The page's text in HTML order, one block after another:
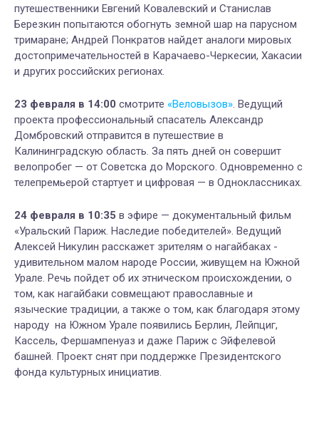
путешественники Евгений Ковалевский и Станислав
Березкин попытаются обогнуть земной шар на парусном
тримаране; Андрей Понкратов найдет аналоги мировых
достопримечательностей в Карачаево-Черкесии, Хакасии
и других российских регионах.
23 февраля в 14:00 смотрите «Веловызов». Ведущий
проекта профессиональный спасатель Александр
Домбровский отправится в путешествие в
Калининградскую область. За пять дней он совершит
велопробег — от Советска до Морского. Одновременно с
телепремьерой стартует и цифровая — в Одноклассниках.
24 февраля в 10:35 в эфире — документальный фильм
«Уральский Париж. Наследие победителей». Ведущий
Алексей Никулин расскажет зрителям о нагайбаках -
удивительном малом народе России, живущем на Южной
Урале. Речь пойдет об их этническом происхождении, о
том, как нагайбаки совмещают православные и
языческие традиции, а также о том, как благодаря этому
народу на Южном Урале появились Берлин, Лейпциг,
Кассель, Фершампенуаз и даже Париж с Эйфелевой
башней. Проект снят при поддержке Президентского
фонда культурных инициатив.